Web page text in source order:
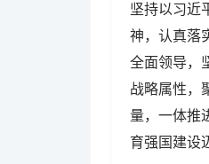
坚持以习近
神，认真落
全面领导，
战略属性，
量，一体推
育强国建设